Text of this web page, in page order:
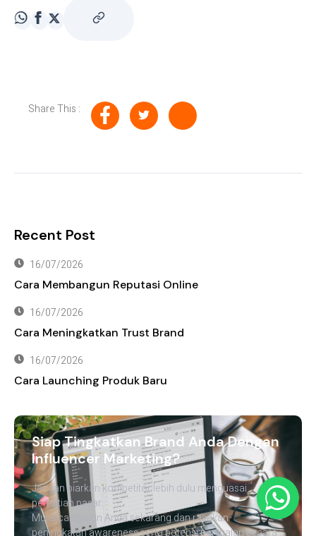
Share This :
Recent Post
16/07/2026
Cara Membangun Reputasi Online
16/07/2026
Cara Meningkatkan Trust Brand
16/07/2026
Cara Launching Produk Baru
Siap Tingkatkan Brand Anda Dengan
Influencer Marketing?
Jangan biarkan kompetitor lebih dulu menguasai
perhatian pasar.
Mulai campaign Anda sekarang dan rasakan
peningkatan awareness serta potensi penjualan secara